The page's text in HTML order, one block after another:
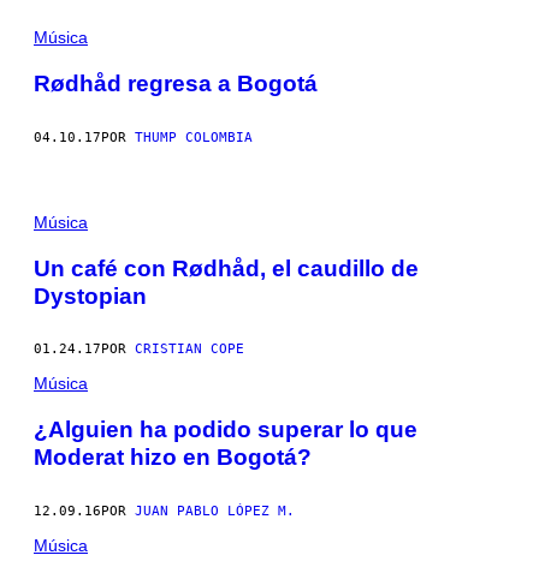
Música
Rødhåd regresa a Bogotá
04.10.17POR THUMP COLOMBIA
Música
Un café con Rødhåd, el caudillo de
Dystopian
01.24.17 POR CRISTIAN COPE
Música
¿Alguien ha podido superar lo que
Moderat hizo en Bogotá?
12.09.16POR JUAN PABLO LÓPEZ M.
Música